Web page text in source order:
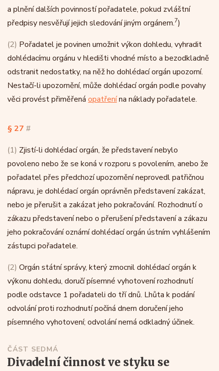
a plnění dalších povinností pořadatele, pokud zvláštní
předpisy nesvěřují jejich sledování jiným orgánem.7)
(2) Pořadatel je povinen umožnit výkon dohledu, vyhradit
dohlédacímu orgánu v hledišti vhodné místo a bezodkladně
odstranit nedostatky, na něž ho dohlédací orgán upozorní.
Nestačí-li upozornění, může dohlédací orgán podle povahy
věci provést přiměřená opatřenína náklady pořadatele.
§ 27 #
(1) Zjistí-li dohlédací orgán, že představení nebylo
povoleno nebo že se koná v rozporu s povolením, anebo že
pořadatel přes předchozí upozornění neprovedl patřičnou
nápravu, je dohlédací orgán oprávněn představení zakázat,
nebo je přerušit a zakázat jeho pokračování. Rozhodnutí o
zákazu představení nebo o přerušení představení a zákazu
jeho pokračování oznámí dohlédací orgán ústním vyhlášením
zástupci pořadatele.
(2) Orgán státní správy, který zmocnil dohlédací orgán k
výkonu dohledu, doručí písemné vyhotovení rozhodnutí
podle odstavce 1 pořadateli do tří dnů. Lhůta k podání
odvolání proti rozhodnutí počíná dnem doručení jeho
písemného vyhotovení; odvolání nemá odkladný účinek.
ČÁST SEDMÁ
divadelní činnost ve styku se